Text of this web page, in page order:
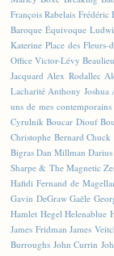
François Rabelais Frédéric
Baroque Équivoque
Katerine Place des Fleurs-
Office Victor-Lévy Beaulieu
Jacquard Alex Rodallec
Lacharité Anthony Joshua
uns de mes contemporains
Cyrulnik Boucar Diouf
Christophe Bernard Chuck
Bigras Dan Millman
Sharpe & The Magnetic
Hafidi Fernand de
Gavin DeGraw Gaële
Hamlet Hegel Helenablue
James Fridman James
Burroughs John Currin